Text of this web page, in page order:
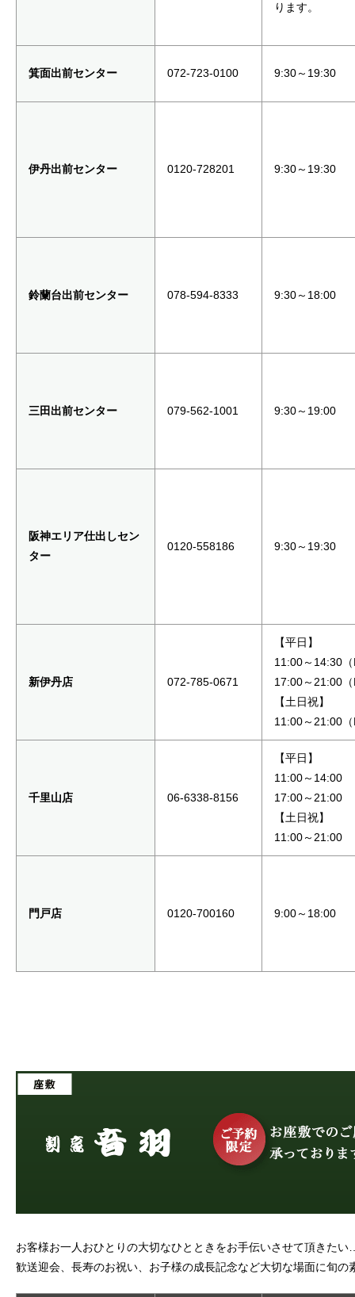
ります。
箕面出前センター 072-723-0100 9:30～19:30
伊丹出前センター 0120-728201 9:30～19:30
鈴蘭台出前センター 078-594-8333 9:30～18:00
三田出前センター 079-562-1001 9:30～19:00
阪神エリア仕出しセン
ター
0120-558186 9:30～19:30
新伊丹店 072-785-0671
【平日】
11:00～14:30
17:00～21:00
【土日祝】
11:00～21:00
千里山店 06-6338-8156
【平日】
11:00～14:00
17:00～21:00
【土日祝】
11:00～21:00
門戸店 0120-700160 9:00～18:00
お客様お一人おひとりの大切なひとときをお手伝いさせて頂きた
歓送迎会、長寿のお祝い、お子様の成長記念など大切な場面に旬